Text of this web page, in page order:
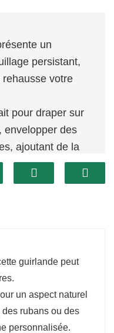
un
persistant,
votre
pour draper sur
envelopper des
ajoutant de la
quel espace.
festive
guirlande peut
un aspect naturel
rubans ou des
personnalisée.